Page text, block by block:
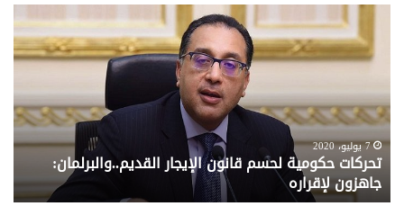
تحركات
حكومية
لحسم
قانون
القديم..والبرلمان:
جاهزون
لإقراره
7 يوليو، 2020
تحركات حكومية لحسم قانون الإيجار القديم..والبرلمان:
جاهزون لإقراره
..
من